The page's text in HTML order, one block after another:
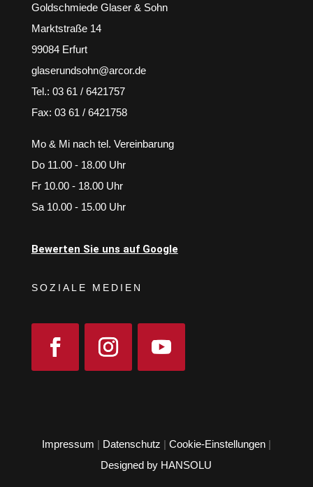
Goldschmiede Glaser & Sohn
Marktstraße 14
99084 Erfurt
glaserundsohn@arcor.de
Tel.: 03 61 / 6421757
Fax: 03 61 / 6421758
Mo & Mi nach tel. Vereinbarung
Do 11.00 - 18.00 Uhr
Fr 10.00 - 18.00 Uhr
Sa 10.00 - 15.00 Uhr
Bewerten Sie uns auf Google
SOZIALE MEDIEN
Impressum | Datenschutz | Cookie-Einstellungen|
Designed by HANSOLU